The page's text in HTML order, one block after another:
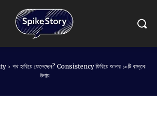
পথ হারিয়ে ফেলেছেন? Consistency ফিরিয়ে আনার ১০টি বাস্তব
উপায়